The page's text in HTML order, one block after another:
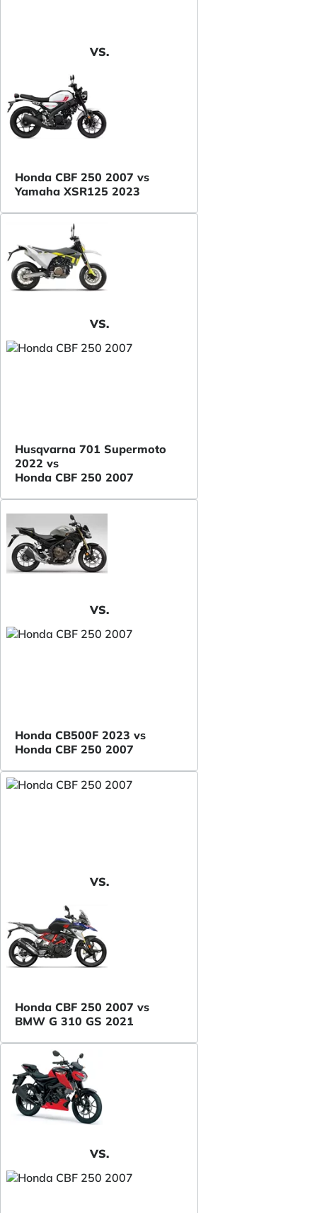
VS.
Honda CBF 250 2007 vs
Yamaha XSR125 2023
VS.
Husqvarna 701 Supermoto
2022 vs
Honda CBF 250 2007
VS.
Honda CB500F 2023 vs
Honda CBF 250 2007
VS.
Honda CBF 250 2007 vs
BMW G 310 GS 2021
VS.